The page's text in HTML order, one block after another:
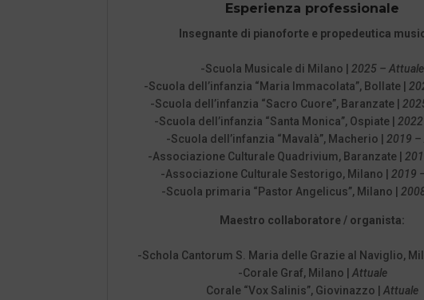
Esperienza professionale
Insegnante di pianoforte e propedeutica
-Scuola Musicale di Milano | 2025 – Attuale
-Scuola dell’infanzia “Maria Immacolata”, Bollate |
-Scuola dell’infanzia “Sacro Cuore”, Baranzate |
-Scuola dell’infanzia “Santa Monica”, Ospiate |
-Scuola dell’infanzia “Mavalà”, Macherio | 2019 –
-Associazione Culturale Quadrivium, Baranzate |
-Associazione Culturale Sestorigo, Milano | 2019
-Scuola primaria “Pastor Angelicus”, Milano |
Maestro collaboratore / organista:
-Schola Cantorum S. Maria delle Grazie al Naviglio,
-Corale Graf, Milano | Attuale
Corale “Vox Salinis”, Giovinazzo |Attuale